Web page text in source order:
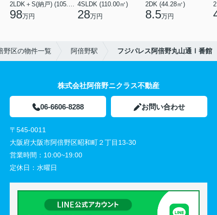
2LDK＋S(納戸) (105.43㎡)
98万円
4SLDK (110.00㎡)
28万円
2DK (44.28㎡)
8.5万円
野区の物件一覧 阿倍野駅 フジパレス阿倍野丸山通Ⅰ番館
株式会社阿倍野ニクラス不動産
06-6606-8288 お問い合わせ
〒545-0011
大阪府大阪市阿倍野区昭和町２丁目13-30
営業時間： 10:00~19:00
定休日： 水曜日